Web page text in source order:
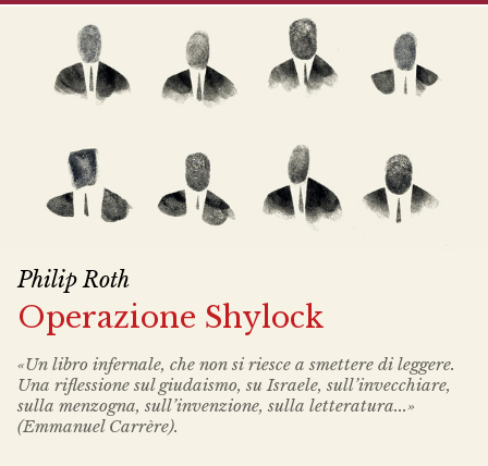
Philip Roth
Operazione Shylock
«Un libro infernale, che non si riesce a smettere di leggere.
Una riflessione sul giudaismo, su Israele, sull’invecchiare,
sulla menzogna, sull’invenzione, sulla letteratura...»
(Emmanuel Carrère).